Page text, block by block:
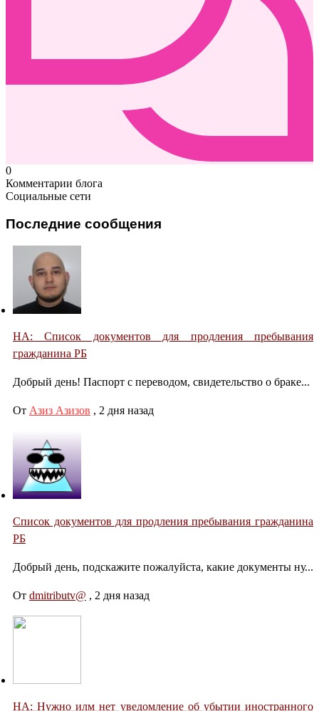
0
Комментарии блога
Социальные сети
Последние сообщения
НА: Список документов для продления пребывания
гражданина РБ
Добрый день! Паспорт с переводом, свидетельство о браке...
От Азиз Азизов , 2 дня назад
Список документов для продления пребывания гражданина
РБ
Добрый день, подскажите пожалуйста, какие документы ну...
От dmitributv@ , 2 дня назад
НА: Нужно илм нет уведомление об убытии иностранного